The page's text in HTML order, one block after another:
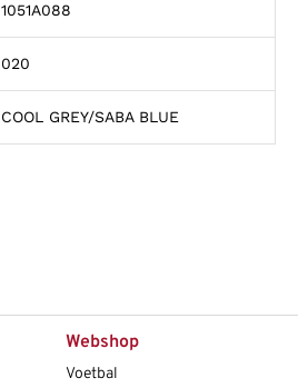
1051A088
020
COOL GREY/SABA BLUE
Webshop
Voetbal